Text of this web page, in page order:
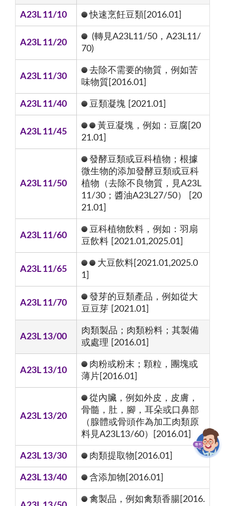
A23L 11/10 快速烹飪豆類[2016.01]
A23L 11/20
(轉見A23L11/50，A23L11/
70)
A23L 11/30
去除不需要的物質，例如苦
味物質[2016.01]
A23L 11/40 豆類凝塊 [2021.01]
A23L 11/45
黃豆凝塊，例如：豆腐[20
21.01]
A23L 11/50
發酵豆類或豆科植物；根據
微生物的添加發酵豆類或豆科
植物（去除不良物質，見A23L
11/30；醬油A23L27/50） [20
21.01]
A23L 11/60
豆科植物飲料，例如：羽扇
豆飲料 [2021.01,2025.01]
A23L 11/65
大豆飲料[2021.01,2025.0
1]
A23L 11/70
發芽的豆類產品，例如從大
豆豆芽 [2021.01]
A23L 13/00
肉類製品；肉類粉料；其製備
或處理 [2016.01]
A23L 13/10
肉粉或粉末；顆粒，團塊或
薄片[2016.01]
A23L 13/20
從內臟，例如外皮，皮膚，
骨髓，肚，腳，耳朵或口鼻部
（腺體或骨頭作為加工肉類原
料見A23L13/60）[2016.01]
A23L 13/30 肉類提取物[2016.01]
A23L 13/40 含添加物[2016.01]
禽製品，例如禽類香腸[2016.